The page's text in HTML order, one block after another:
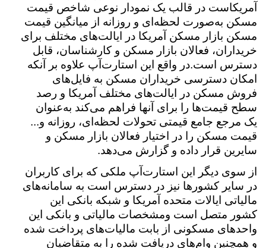
آمریکاست در قالب یک نمودار نوعی شاخص قیمت
مسکن به‌صورت لحظه‌ای و روزانه از میانگین قیمت
مسکن بازار مسکن آمریکا در ایالت‌های مختلف برای
خریداران، فعالان بازار مسکن و کارشناسان، قابل
دسترس است.در واقع این استارت‌آپ علاوه بر آنکه
امکان دسترسی خریداران مسکن به فایل‌های
فروش مسکن در ایالت‌های مختلف آمریکا و رصد
سطح قیمت‌ها را برای آنها فراهم می‌کند به‌عنوان
یک مرجع جامع قیمتی تحولات لحظه‌ای، روزانه و...
قیمت مسکن را در اختیار فعالان بازار مسکن و
سایرین قرار داده و گزارش می‌دهد.
از سوی دیگر این استارت‌آپ ملکی که برای کاربران
در سایر کشورها نیز در دسترس است به سامانه‌های
مالیاتی ایالات متحده آمریکا و شبکه بانکی این
کشور متصل است ومشخصات مالیاتی و بانکی این
واحدهای مسکونی از بابت مالیات‌های پرداخت شده
و همچنین وام‌های دریافت شده را به متقاضیان